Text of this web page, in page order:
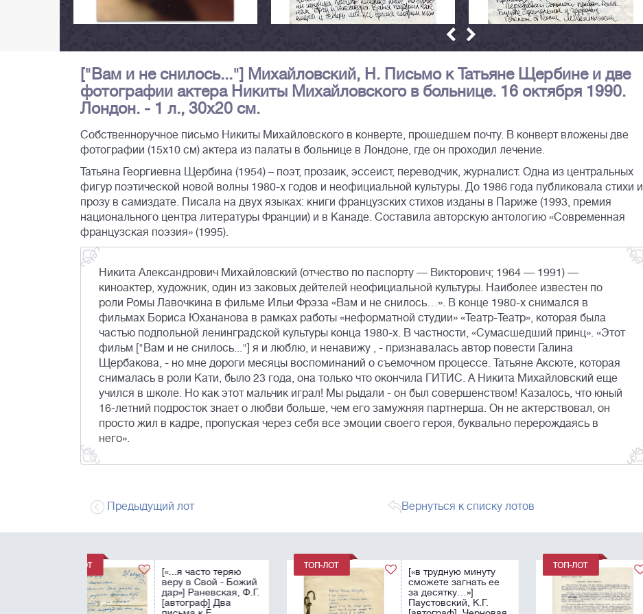
["Вам и не снилось..."] Михайловский, Н. Письмо к Татьяне Щербине и две
фотографии актера Никиты Михайловского в больнице. 16 октября 1990.
Лондон. - 1 л., 30х20 см.
Собственноручное письмо Никиты Михайловского в конверте, прошедшем почту. В конверт вложены две
фотографии (15х10 см) актера из палаты в больнице в Лондоне, где он проходил лечение.
Татьяна Георгиевна Щербина (1954) – поэт, прозаик, эссеист, переводчик, журналист. Одна из центральных
фигур поэтической новой волны 1980-х годов и неофициальной культуры. До 1986 года публиковала стихи и
прозу в самиздате. Писала на двух языках: книги французских стихов изданы в Париже (1993, премия
национального центра литературы Франции) и в Канаде. Составила авторскую антологию «Современная
французская поэзия» (1995).
Никита Александрович Михайловский (отчество по паспорту — Викторович; 1964 — 1991) —
киноактер, художник, один из заковых дейтелей неофициальной культуры. Наиболее известен по
роли Ромы Лавочкина в фильме Ильи Фрэза «Вам и не снилось…». В конце 1980-х снимался в
фильмах Бориса Юхананова в рамках работы «неформатной студии» «Театр-Театр», которая была
частью подпольной ленинградской культуры конца 1980-х. В частности, «Сумасшедший принц». «Этот
фильм ["Вам и не снилось..."] я и люблю, и ненавижу , - признавалась автор повести Галина
Щербакова, - но мне дороги месяцы воспоминаний о съемочном процессе. Татьяне Аксюте, которая
снималась в роли Кати, было 23 года, она только что окончила ГИТИС. А Никита Михайловский еще
учился в школе. Но как этот мальчик играл! Мы рыдали - он был совершенством! Казалось, что юный
16-летний подросток знает о любви больше, чем его замужняя партнерша. Он не актерствовал, он
просто жил в кадре, пропуская через себя все эмоции своего героя, буквально перерождаясь в
него».
Предыдущий лот Вернуться к списку лотов
[«в трудную минуту
сможете загнать ее
за десятку…»]
Паустовский, К.Г.
[«Мог бы помочь
Булгаков, а он так и
не увидел своего
дорогого дитя...»]